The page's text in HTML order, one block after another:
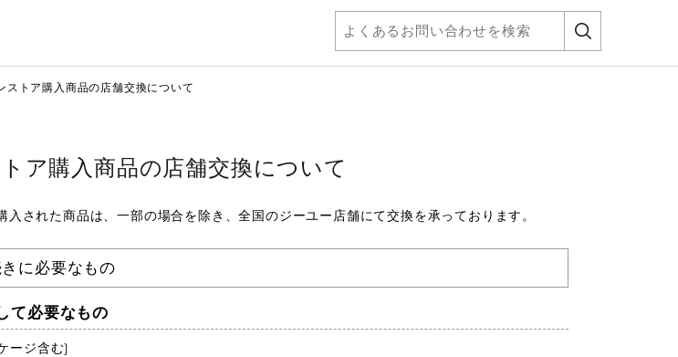
ストア購入商品の店舗交換について
ア購入商品の店舗交換について
入された商品は、一部の場合を除き、全国のジーユー店舗にて交換を承っております。
に必要なもの
て必要なもの
ージ含む)